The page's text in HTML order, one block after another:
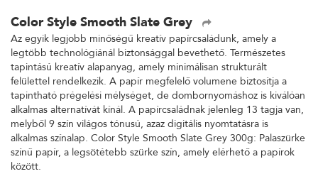
Color Style Smooth Slate Grey
Az egyik legjobb minőségű kreatív papírcsaládunk, amely a
legtöbb technológiánál biztonsággal bevethető. Természetes
tapintású kreatív alapanyag, amely minimálisan strukturált
felülettel rendelkezik. A papír megfelelő volumene biztosítja a
tapintható prégelési mélységet, de dombornyomáshoz is kiválóan
alkalmas alternatívát kínál. A papírcsaládnak jelenleg 13 tagja van,
melyből 9 szín világos tónusú, azaz digitális nyomtatásra is
alkalmas színalap. Color Style Smooth Slate Grey 300g: Palaszürke
színű papír, a legsötétebb szürke szín, amely elérhető a papírok
között.